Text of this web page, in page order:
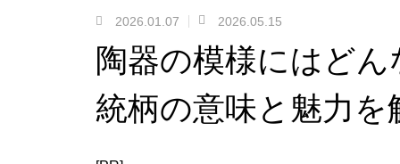
2026.01.07 2026.05.15
陶器の模様にはど
統柄の意味と魅力を